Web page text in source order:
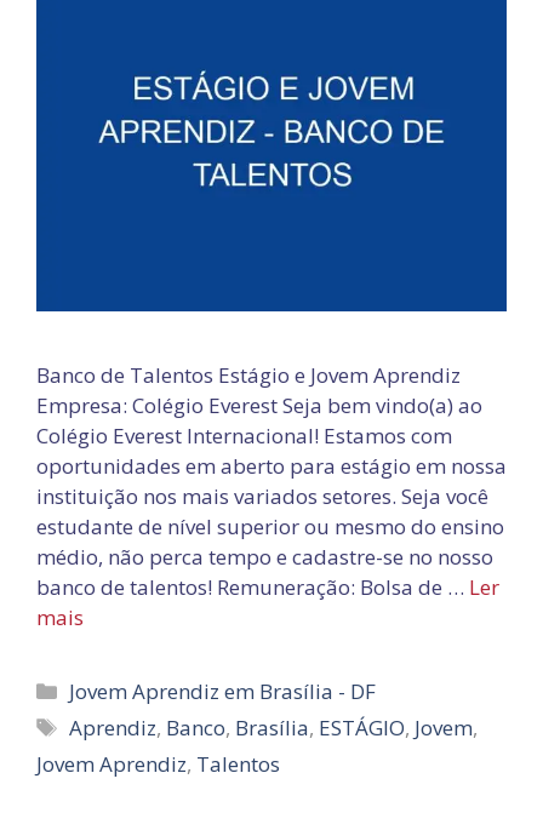
Banco de Talentos Estágio e Jovem Aprendiz
Empresa: Colégio Everest Seja bem vindo(a) ao
Colégio Everest Internacional! Estamos com
oportunidades em aberto para estágio em nossa
instituição nos mais variados setores. Seja você
estudante de nível superior ou mesmo do ensino
médio, não perca tempo e cadastre-se no nosso
banco de talentos! Remuneração: Bolsa de … Ler
mais
Categorias
Jovem Aprendiz em Brasília - DF
Tags
Aprendiz, Banco, Brasília, ESTÁGIO, Jovem,
Jovem Aprendiz, Talentos